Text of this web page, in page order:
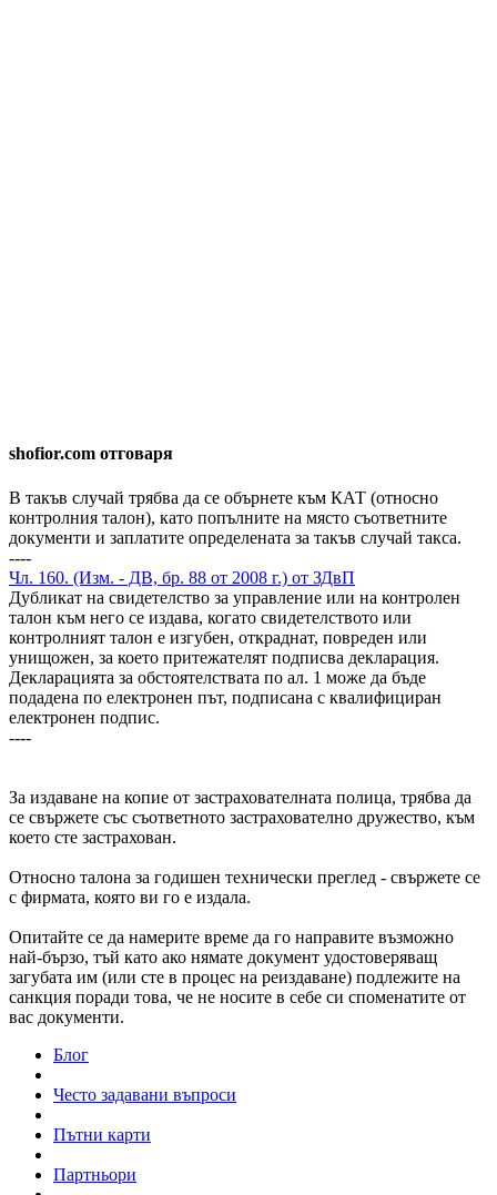
shofior.com отговаря
В такъв случай трябва да се обърнете към КАТ (относно
контролния талон), като попълните на място съответните
документи и заплатите определената за такъв случай такса.
----
Чл. 160. (Изм. - ДВ, бр. 88 от 2008 г.) от ЗДвП
Дубликат на свидетелство за управление или на контролен
талон към него се издава, когато свидетелството или
контролният талон е изгубен, откраднат, повреден или
унищожен, за което притежателят подписва декларация.
Декларацията за обстоятелствата по ал. 1 може да бъде
подадена по електронен път, подписана с квалифициран
електронен подпис.
----
За издаване на копие от застрахователната полица, трябва да
се свържете със съответното застрахователно дружество, към
което сте застрахован.
Относно талона за годишен технически преглед - свържете се
с фирмата, която ви го е издала.
Опитайте се да намерите време да го направите възможно
най-бързо, тъй като ако нямате документ удостоверяващ
загубата им (или сте в процес на реиздаване) подлежите на
санкция поради това, че не носите в себе си споменатите от
вас документи.
Блог
Често задавани въпроси
Пътни карти
Партньори